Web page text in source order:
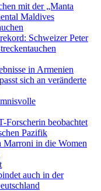
mit der „Manta
Maldives
Schweizer Peter
in Armenien
sich an veränderte
Forscherin beobachtet
Pazifik
in die Women
auch in der